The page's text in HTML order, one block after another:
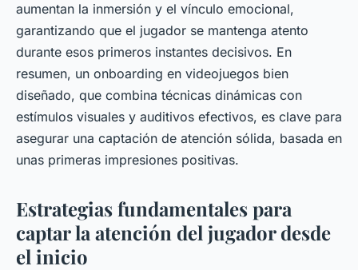
aumentan la inmersión y el vínculo emocional,
garantizando que el jugador se mantenga atento
durante esos primeros instantes decisivos. En
resumen, un onboarding en videojuegos bien
diseñado, que combina técnicas dinámicas con
estímulos visuales y auditivos efectivos, es clave para
asegurar una captación de atención sólida, basada en
unas primeras impresiones positivas.
Estrategias fundamentales para
captar la atención del jugador desde
el inicio